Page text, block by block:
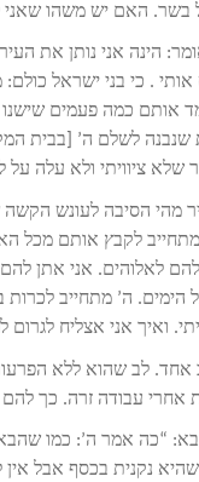
בשר. האם יש משהו שאני
הינה אני נותן את
. כי בני ישראל
אותם כמה פעמים
שנבנה לשלם ה’ [בבית
שלא ציוויתי ולא עלה על
מהי הסיבה לעונש הקשה
לקבץ אותם מכל
לאלוהים. אני אתן
הימים. ה’ מתחייב
ואיך אני אצליח
אחד. לב שהוא ללא
אחרי עבודה זרה. כך
“כה אמר ה’: כמו
נקנית בכסף אבל אין